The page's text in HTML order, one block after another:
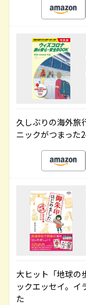
久しぶりの海外旅
ニックがつまった
大ヒット「地球の
ックエッセイ。イ
た